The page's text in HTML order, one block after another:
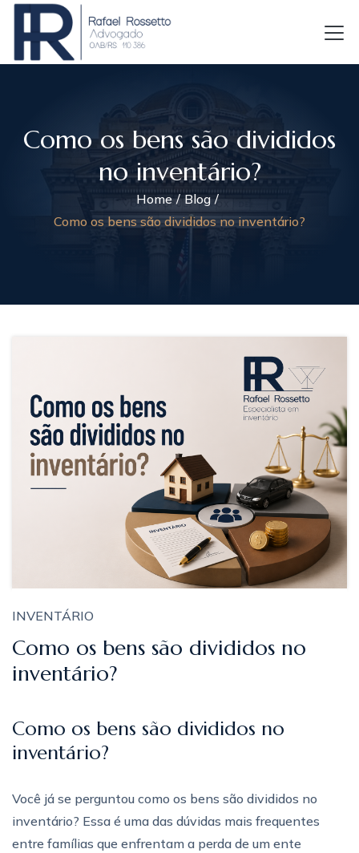
Como os bens são divididos
no inventário?
Home
Blog
Como os bens são divididos no inventário?
INVENTÁRIO
Como os bens são divididos no
inventário?
Como os bens são divididos no
inventário?
Você já se perguntou como os bens são divididos no
inventário? Essa é uma das dúvidas mais frequentes
entre famílias que enfrentam a perda de um ente